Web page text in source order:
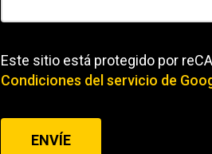
Este sitio está protegido por
Condiciones del servicio de
ENVÍE